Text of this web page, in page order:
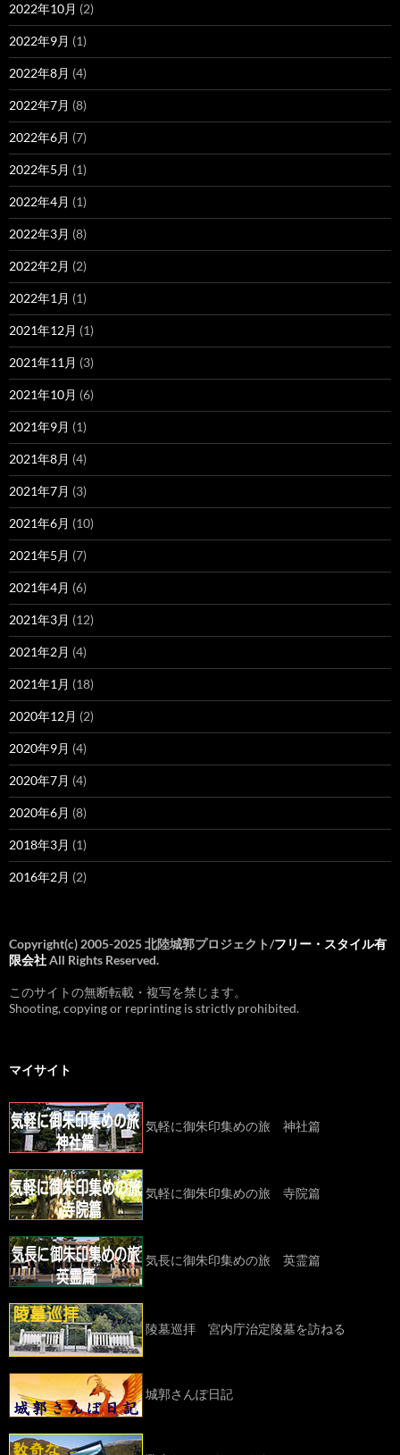
2022年10月 (2)
2022年9月 (1)
2022年8月 (4)
2022年7月 (8)
2022年6月 (7)
2022年5月 (1)
2022年4月 (1)
2022年3月 (8)
2022年2月 (2)
2022年1月 (1)
2021年12月 (1)
2021年11月 (3)
2021年10月 (6)
2021年9月 (1)
2021年8月 (4)
2021年7月 (3)
2021年6月 (10)
2021年5月 (7)
2021年4月 (6)
2021年3月 (12)
2021年2月 (4)
2021年1月 (18)
2020年12月 (2)
2020年9月 (4)
2020年7月 (4)
2020年6月 (8)
2018年3月 (1)
2016年2月 (2)
Copyright(c) 2005-2025 北陸城郭プロジェクト/フリー・スタイル有
限会社All Rights Reserved.
このサイトの無断転載・複写を禁じます。
Shooting, copying or reprinting is strictly prohibited.
マイサイト
気軽に御朱印集めの旅 神社篇
気軽に御朱印集めの旅 寺院篇
気長に御朱印集めの旅 英霊篇
陵墓巡拝 宮内庁治定陵墓を訪ねる
城郭さんぽ日記